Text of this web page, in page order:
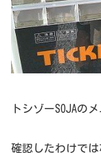
トシゾーSOJAの
確認したわけで